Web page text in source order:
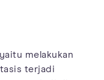
melakukan
terjadi